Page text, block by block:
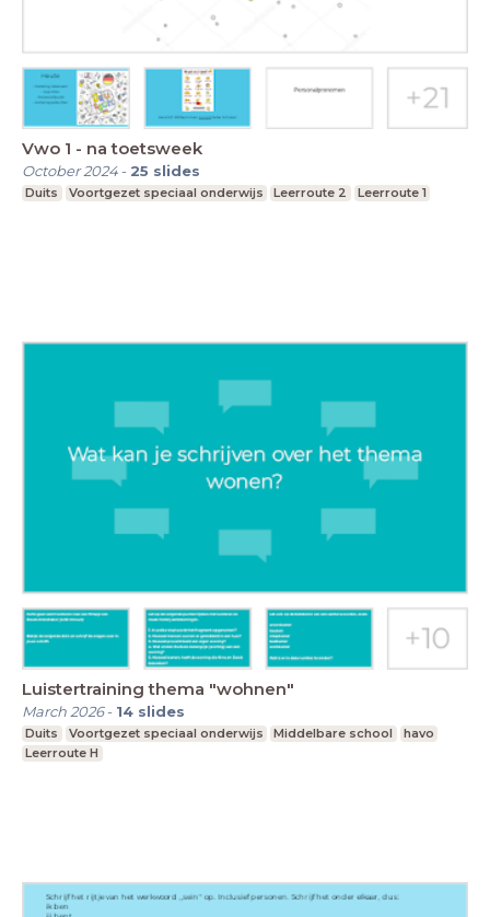
Vwo 1 - na toetsweek
October 2024- 25 slides
Duits Voortgezet speciaal onderwijs Leerroute 2 Leerroute 1
Luistertraining thema "wohnen"
March 2026- 14 slides
Duits Voortgezet speciaal onderwijs Middelbare school
havo
Leerroute H